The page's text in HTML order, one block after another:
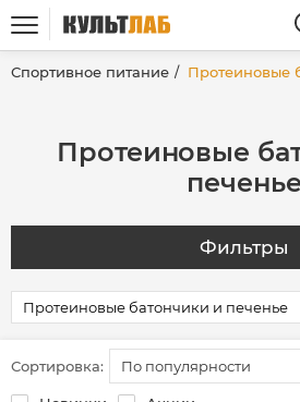
Спортивное питание Протеиновые
Протеиновые
печенье
Фильтры
Сортировка: По популярности